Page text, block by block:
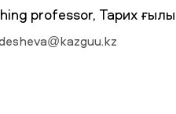
professor, Тарих